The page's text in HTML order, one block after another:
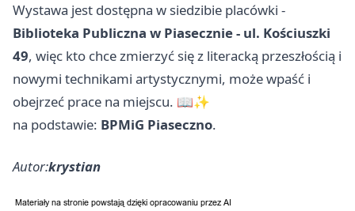
Wystawa jest dostępna w siedzibie placówki -
Biblioteka Publiczna w Piasecznie - ul. Kościuszki
49, więc kto chce zmierzyć się z literacką przeszłością i
nowymi technikami artystycznymi, może wpaść i
obejrzeć prace na miejscu. 📖✨
na podstawie: BPMiG Piaseczno.
Autor:krystian